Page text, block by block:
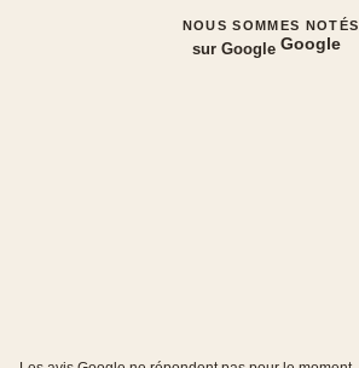
NOUS SOMMES NOTÉS
sur Google Google